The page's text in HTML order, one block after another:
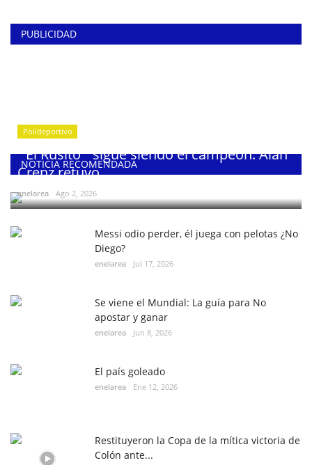
PUBLICIDAD
NOTICIA RECOMENDADA
Polideportivo
¨El Rusito¨ sigue siendo el campeón: Alan
Crenz retuvo...
enelarea Ago 2, 2026
Messi odio perder, él juega con pelotas ¿No
Diego?
enelarea Jul 17, 2026
Se viene el Mundial: La guía para No
apostar y ganar
enelarea Jun 8, 2026
El país goleado
enelarea Ene 12, 2026
Restituyeron la Copa de la mítica victoria de
Colón ante...